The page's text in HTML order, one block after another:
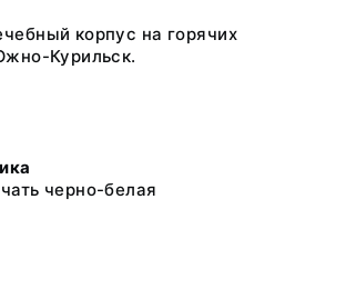
корпус на горячих
Курильск.
черно-белая